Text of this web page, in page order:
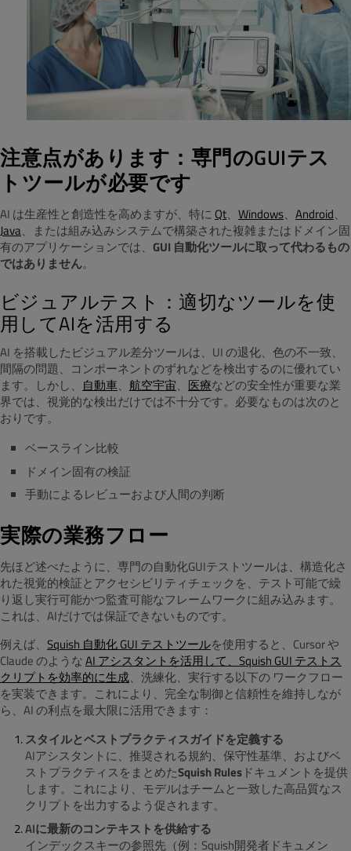
注意点があります：専門のGUIテス
トツールが必要です
AI は生産性と創造性を高めますが、特に Qt、 Windows、 Android、
Java、または組み込みシステムで構築された複雑またはドメイン固
有のアプリケーションでは、 GUI 自動化ツールに取って代わるもの
ではありません。
ビジュアルテスト：適切なツールを使
用してAIを活用する
AI を搭載したビジュアル差分ツールは、UI の退化、色の不一致、
間隔の問題、コンポーネントのずれなどを検出するのに優れてい
ます。しかし、 自動車、 航空宇宙、 医療などの安全性が重要な業
界では、視覚的な検出だけでは不十分です。必要なものは次のと
おりです。
ベースライン比較
ドメイン固有の検証
手動によるレビューおよび人間の判断
実際の業務フロー
先ほど述べたように、専門の自動化GUIテストツールは、構造化さ
れた視覚的検証とアクセシビリティチェックを、テスト可能で繰
り返し実行可能かつ監査可能なフレームワークに組み込みます。
これは、AIだけでは保証できないものです。
例えば、 Squish 自動化 GUI テストツールを使用すると、Cursor や
Claude のようなAI アシスタントを活用して、Squish GUI テストス
クリプトを効率的に生成、洗練化、実行する以下の ワークフロー
を実装できます。これにより、完全な制御と信頼性を維持しなが
ら、AI の利点を最大限に活用できます：
スタイルとベストプラクティスガイドを定義する
AIアシスタントに、推奨される規約、保守性基準、およびベ
ストプラクティスをまとめたSquish Rules ドキュメントを提供
します。これにより、モデルはチームと一致した高品質なス
クリプトを出力するよう促されます。
AIに最新のコンテキストを供給する
インデックスキーの参照先（例：Squish開発者ドキュメン